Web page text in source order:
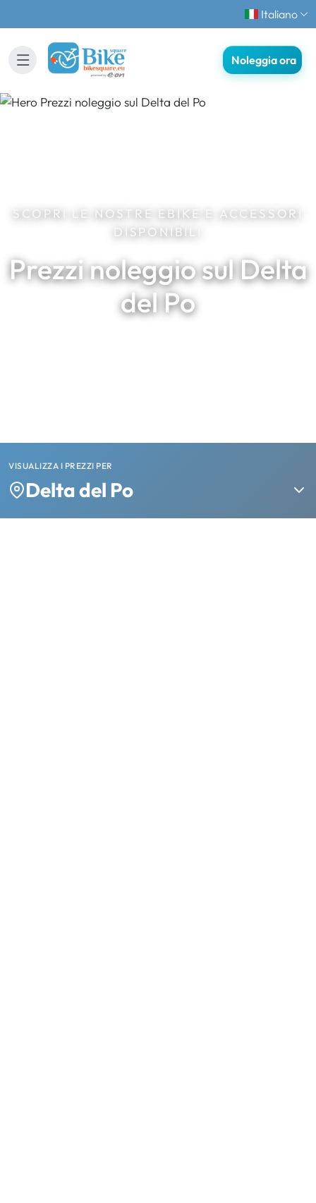
Italiano
Noleggia ora
SCOPRI LE NOSTRE EBIKE E ACCESSORI
DISPONIBILI
Prezzi noleggio sul Delta
del Po
VISUALIZZA I PREZZI PER
Delta del Po